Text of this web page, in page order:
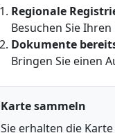
Regionale
Besuchen Sie
Dokumente
Bringen Sie einen
Karte sammeln
Sie erhalten die